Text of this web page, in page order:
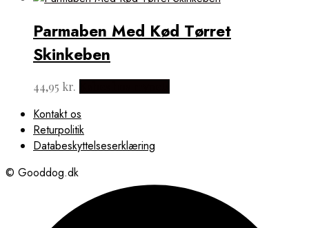
1.599,00 kr..
er:
1.199,00 kr..
Parmaben Med Kød Tørret
Skinkeben
44,95 kr.
Kontakt os
Returpolitik
Databeskyttelseserklæring
© Gooddog.dk